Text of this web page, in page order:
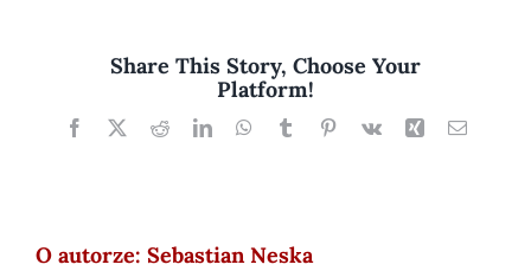
Share This Story, Choose Your
Platform!
Facebook
X RedditLinkedInWhatsApp
TumblrPinterest
Vk Xing Email
O autorze: Sebastian Neska